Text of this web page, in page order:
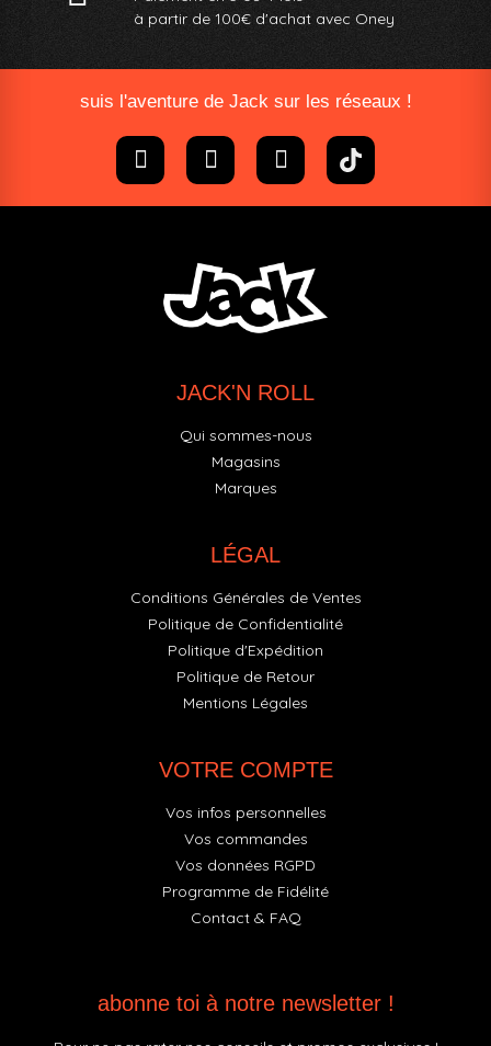
à partir de 100€ d'achat avec Oney​
suis l'aventure de Jack sur les réseaux !
JACK'N ROLL
Qui sommes-nous
Magasins
Marques
LÉGAL
Conditions Générales de Ventes
Politique de Confidentialité
Politique d'Expédition
Politique de Retour
Mentions Légales
VOTRE COMPTE
Vos infos personnelles
Vos commandes
Vos données RGPD
Programme de Fidélité
Contact & FAQ
abonne toi à notre newsletter !